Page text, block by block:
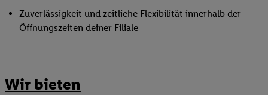
Zuverlässigkeit und zeitliche Flexibilität innerhalb der
Öffnungszeiten deiner Filiale
Wir bieten